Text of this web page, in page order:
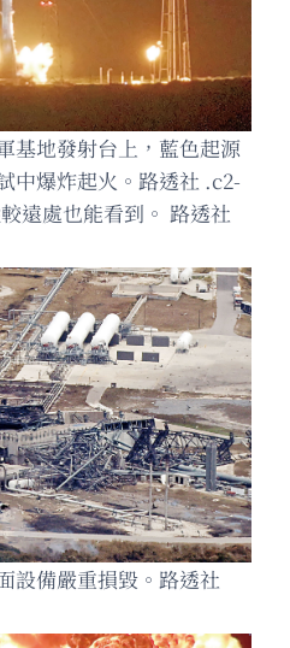
基地發射台上，藍色起源
中爆炸起火。路透社 .c2-
遠處也能看到。 路透社
設備嚴重損毀。路透社